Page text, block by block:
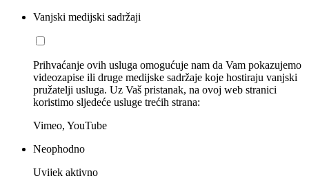
Vanjski medijski sadržaji
Prihvaćanje ovih usluga omogućuje nam da Vam pokazujemo
videozapise ili druge medijske sadržaje koje hostiraju vanjski
pružatelji usluga. Uz Vaš pristanak, na ovoj web stranici
koristimo sljedeće usluge trećih strana:
Vimeo, YouTube
Neophodno
Uvijek aktivno